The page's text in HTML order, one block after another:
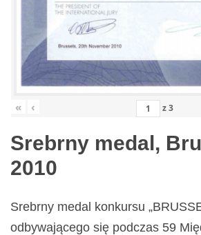
« ‹ z3
Srebrny medal,
2010
Srebrny medal konkursu
odbywającego się podczas 59